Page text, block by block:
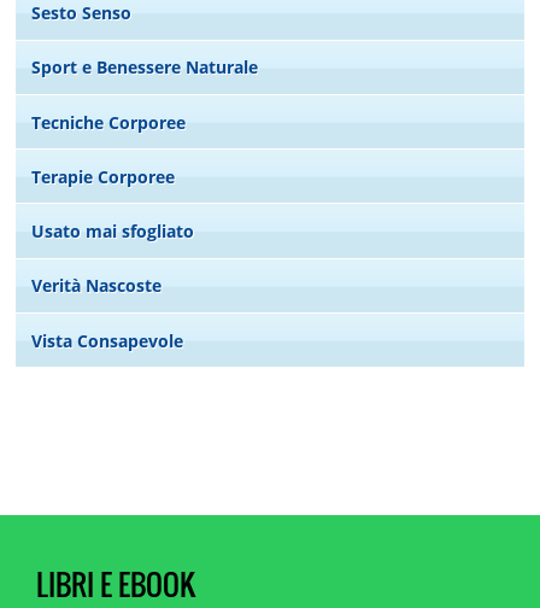
Sesto Senso
Sport e Benessere Naturale
Tecniche Corporee
Terapie Corporee
Usato mai sfogliato
Verità Nascoste
Vista Consapevole
LIBRI E EBOOK